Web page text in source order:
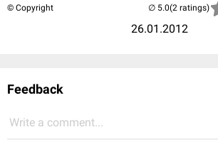
© Copyright
26.01.2012
(2 ratings)
Feedback
Write a comment...